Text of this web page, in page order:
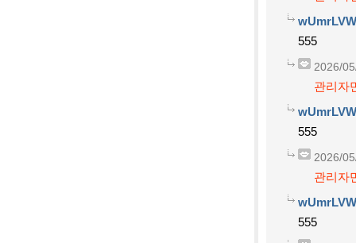
555
2026/
관리자
555
2026/
관리자
555